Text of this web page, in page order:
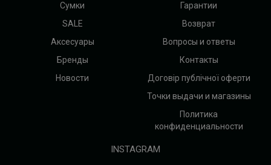
Сумки
SALE
Аксесуары
Бренды
Новости
Гарантии
Возврат
Вопросы и ответы
Контакты
Договір публічної оферти
Точки выдачи и магазины
Политика
конфиденциальности
INSTAGRAM